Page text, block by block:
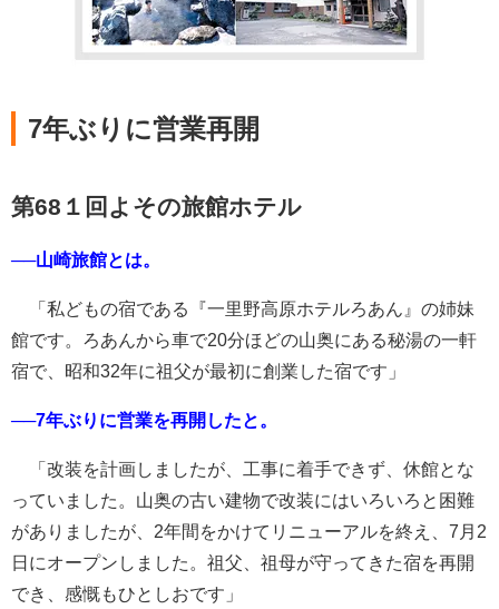
7年ぶりに営業再開
第68１回よその旅館ホテル
──山崎旅館とは。
「私どもの宿である『一里野高原ホテルろあん』の姉妹
館です。ろあんから車で20分ほどの山奥にある秘湯の一軒
宿で、昭和32年に祖父が最初に創業した宿です」
──7年ぶりに営業を再開したと。
「改装を計画しましたが、工事に着手できず、休館とな
っていました。山奥の古い建物で改装にはいろいろと困難
がありましたが、2年間をかけてリニューアルを終え、7月2
日にオープンしました。祖父、祖母が守ってきた宿を再開
でき、感慨もひとしおです」